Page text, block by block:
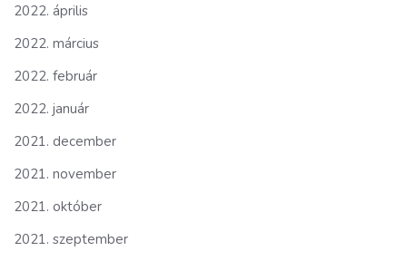
2022. április
2022. március
2022. február
2022. január
2021. december
2021. november
2021. október
2021. szeptember